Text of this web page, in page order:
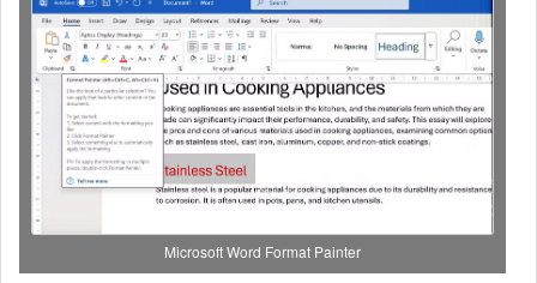
Microsoft Word Format Painter